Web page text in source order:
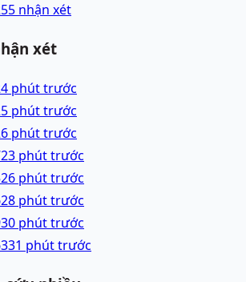
5 nhận xét
xét
4 phút trước
5 phút trước
6 phút trước
23 phút trước
26 phút trước
28 phút trước
30 phút trước
31 phút trước